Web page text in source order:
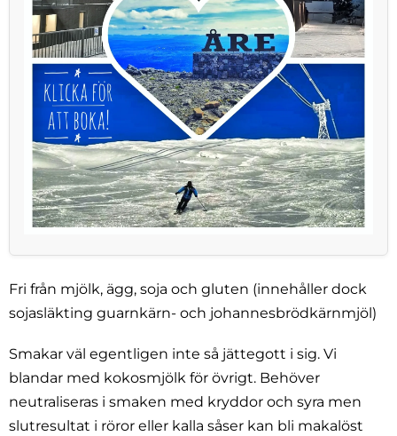
Fri från mjölk, ägg, soja och gluten (innehåller dock
sojasläkting guarnkärn- och johannesbrödkärnmjöl)
Smakar väl egentligen inte så jättegott i sig. Vi
blandar med kokosmjölk för övrigt. Behöver
neutraliseras i smaken med kryddor och syra men
slutresultat i röror eller kalla såser kan bli makalöst